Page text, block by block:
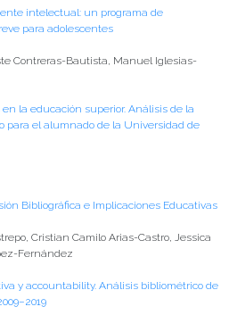
intelectual: un programa de
para adolescentes
Contreras-Bautista, Manuel Iglesias-
la educación superior. Análisis de la
para el alumnado de la Universidad de
Bibliográfica e Implicaciones Educativas
Cristian Camilo Arias-Castro, Jessica
Fernández
y accountability. Análisis bibliométrico de